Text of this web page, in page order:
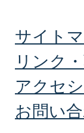
サイト
リンク
アクセ
お問い